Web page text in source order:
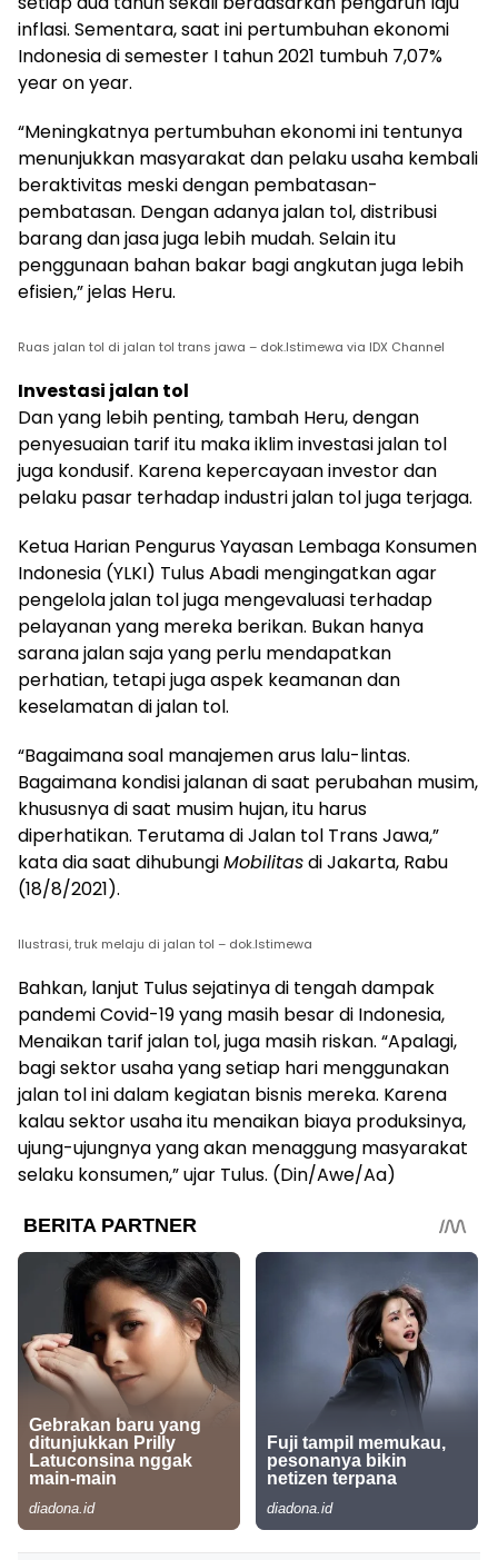
inflasi. Sementara, saat ini pertumbuhan ekonomi
Indonesia di semester I tahun 2021 tumbuh 7,07%
year on year.
“Meningkatnya pertumbuhan ekonomi ini tentunya
menunjukkan masyarakat dan pelaku usaha kembali
beraktivitas meski dengan pembatasan-
pembatasan. Dengan adanya jalan tol, distribusi
barang dan jasa juga lebih mudah. Selain itu
penggunaan bahan bakar bagi angkutan juga lebih
efisien,” jelas Heru.
Ruas jalan tol di jalan tol trans jawa – dok.Istimewa via IDX Channel
Investasi jalan tol
Dan yang lebih penting, tambah Heru, dengan
penyesuaian tarif itu maka iklim investasi jalan tol
juga kondusif. Karena kepercayaan investor dan
pelaku pasar terhadap industri jalan tol juga terjaga.
Ketua Harian Pengurus Yayasan Lembaga Konsumen
Indonesia (YLKI) Tulus Abadi mengingatkan agar
pengelola jalan tol juga mengevaluasi terhadap
pelayanan yang mereka berikan. Bukan hanya
sarana jalan saja yang perlu mendapatkan
perhatian, tetapi juga aspek keamanan dan
keselamatan di jalan tol.
“Bagaimana soal manajemen arus lalu-lintas.
Bagaimana kondisi jalanan di saat perubahan musim,
khususnya di saat musim hujan, itu harus
diperhatikan. Terutama di Jalan tol Trans Jawa,”
kata dia saat dihubungiMobilitasdi Jakarta, Rabu
(18/8/2021).
Ilustrasi, truk melaju di jalan tol – dok.Istimewa
Bahkan, lanjut Tulus sejatinya di tengah dampak
pandemi Covid-19 yang masih besar di Indonesia,
Menaikan tarif jalan tol, juga masih riskan. “Apalagi,
bagi sektor usaha yang setiap hari menggunakan
jalan tol ini dalam kegiatan bisnis mereka. Karena
kalau sektor usaha itu menaikan biaya produksinya,
ujung-ujungnya yang akan menaggung masyarakat
selaku konsumen,” ujar Tulus. (Din/Awe/Aa)